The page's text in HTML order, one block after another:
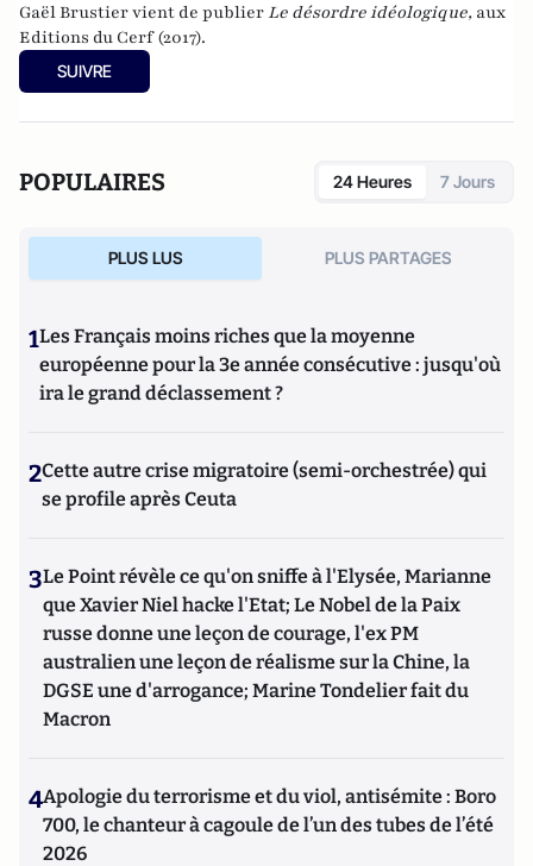
Gaël Brustier vient de publier Le désordre idéologique, aux
Editions du Cerf (2017).
SUIVRE
POPULAIRES 24 Heures 7 Jours
PLUS LUS PLUS PARTAGES
1Les Français moins riches que la moyenne
européenne pour la 3e année consécutive : jusqu'où
ira le grand déclassement ?
2Cette autre crise migratoire (semi-orchestrée) qui
se profile après Ceuta
3Le Point révèle ce qu'on sniffe à l'Elysée, Marianne
que Xavier Niel hacke l'Etat; Le Nobel de la Paix
russe donne une leçon de courage, l'ex PM
australien une leçon de réalisme sur la Chine, la
DGSE une d'arrogance; Marine Tondelier fait du
Macron
4Apologie du terrorisme et du viol, antisémite : Boro
700, le chanteur à cagoule de l’un des tubes de l’été
2026